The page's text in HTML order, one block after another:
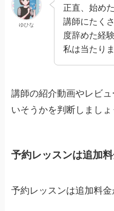
ゆひな
正直、始め
講師にたく
度辞めた経
私は当たり
講師の紹介動画やレビ
いそうかを判断しましょ
予約レッスンは追加
予約レッスンは追加料金